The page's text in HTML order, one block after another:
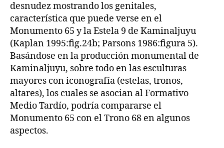
desnudez mostrando los genitales,
característica que puede verse en el
Monumento 65 y la Estela 9 de Kaminaljuyu
(Kaplan 1995:fig.24b; Parsons 1986:figura 5).
Basándose en la producción monumental de
Kaminaljuyu, sobre todo en las esculturas
mayores con iconografía (estelas, tronos,
altares), los cuales se asocian al Formativo
Medio Tardío, podría compararse el
Monumento 65 con el Trono 68 en algunos
aspectos.